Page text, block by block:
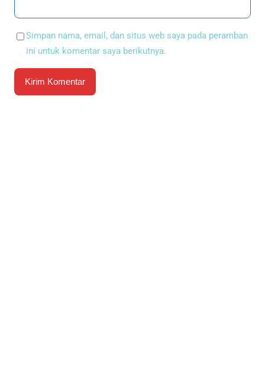
Simpan nama, email, dan situs web saya pada peramban
ini untuk komentar saya berikutnya.